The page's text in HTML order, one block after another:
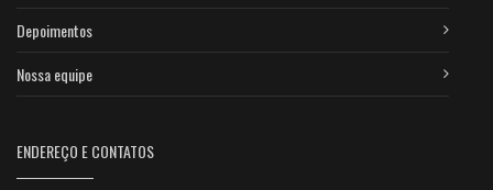
Depoimentos
Nossa equipe
ENDEREÇO E CONTATOS